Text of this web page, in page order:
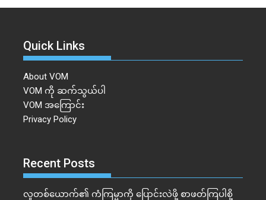
Quick Links
About VOM
VOM ကို ဆက်သွယ်ပါ
VOM အကြောင်း
Privacy Policy
Recent Posts
လူတစ်ယောက်၏ ကံကြမ္မာကို ပြောင်းလဲဖို့ စာဖတ်ကြပါစို့